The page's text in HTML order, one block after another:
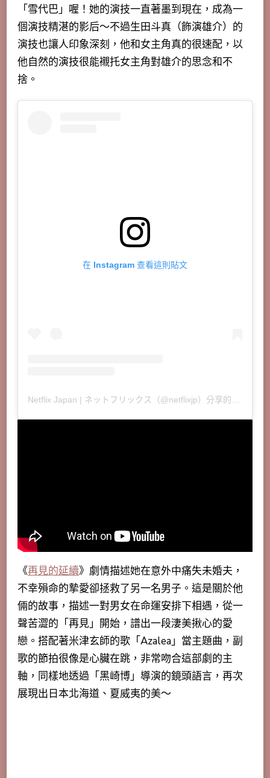
「雪代巴」喔！她的演技一直著墨到現在，成為一
個演技精湛的影后～不過生田斗真（飾演雄介）的
演技也讓人印象深刻，他和女主角真的很速配，以
他自然的演技很能襯托女主角對雄介的思念和不
捨。
在 Instagram 查看這則貼文
《再見的延續》劇情描述她在意外中痛失未婚夫，
不幸殞命的摯愛卻拯救了另一名男子。這是關於他
倆的故事，描述一對男女在命運安排下相遇，從一
聲苦澀的「再見」開始，譜出一段淒美揪心的愛
戀。搭配著米津玄師的歌「Azalea」當主題曲，副
歌的節拍很像是心臟在跳，非常吻合這部劇的主
軸，同樣地透過「黑崎博」導演的鏡頭語言，再次
展現出日本北海道、夏威夷的美～